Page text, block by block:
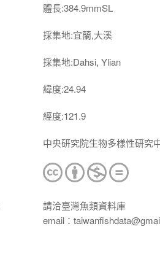
體長:384.9mmSL
採集地:宜蘭,大溪
採集地:Dahsi, Ylian
緯度:24.94
經度:121.9
中央研究院生物多樣性研究
請洽臺灣魚類資料庫
email：